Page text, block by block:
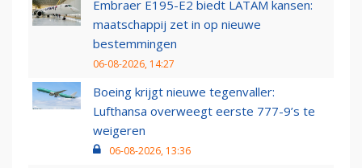
Embraer E195-E2 biedt LATAM kansen:
maatschappij zet in op nieuwe
bestemmingen
06-08-2026, 14:27
Boeing krijgt nieuwe tegenvaller:
Lufthansa overweegt eerste 777-9’s te
weigeren
06-08-2026, 13:36